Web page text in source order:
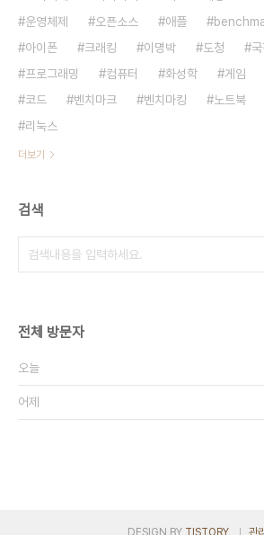
운영체제
오픈소스 애플
아이폰
크래킹 이명박 도청
프로그래밍
컴퓨터 화성학 게임
코드
벤치마크 벤치마킹 노트북
리눅스
더보기
검색
전체 방문자
오늘
어제
DESIGN BY TISTORY 관